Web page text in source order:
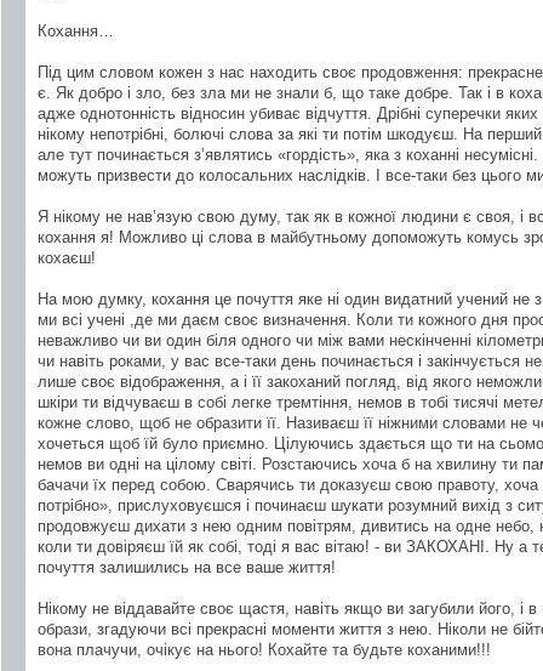
Кохання…
Під цим словом кожен з нас находить своє продовження:
є. Як добро і зло, без зла ми не знали б, що таке добре. Так і в
адже однотонність відносин убиває відчуття. Дрібні суперечки
нікому непотрібні, болючі слова за які ти потім шкодуєш. На
але тут починається з’являтись «гордість», яка з коханні
можуть призвести до колосальних наслідків. І все-таки без цього
Я нікому не нав’язую свою думу, так як в кожної людини є своя, і
кохання я! Можливо ці слова в майбутньому допоможуть комусь
кохаєш!
На мою думку, кохання це почуття яке ні один видатний учений не
ми всі учені ,де ми даєм своє визначення. Коли ти кожного дня
неважливо чи ви один біля одного чи між вами нескінченні
чи навіть роками, у вас все-таки день починається і закінчується
лише своє відображення, а і її закоханий погляд, від якого
шкіри ти відчуваєш в собі легке тремтіння, немов в тобі тисячі
кожне слово, щоб не образити її. Називаєш її ніжними словами не
хочеться щоб їй було приємно. Цілуючись здається що ти на
немов ви одні на цілому світі. Розстаючись хоча б на хвилину ти
бачачи їх перед собою. Сварячись ти доказуєш свою правоту, хоча
потрібно», прислуховуєшся і починаєш шукати розумний вихід з
продовжуєш дихати з нею одним повітрям, дивитись на одне небо,
коли ти довіряєш їй як собі, тоді я вас вітаю! - ви ЗАКОХАНІ. Ну а
почуття залишились на все ваше життя!
Нікому не віддавайте своє щастя, навіть якщо ви загубили його, і
образи, згадуючи всі прекрасні моменти життя з нею. Ніколи не
вона плачучи, очікує на нього! Кохайте та будьте коханими!!!